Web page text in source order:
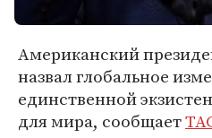
Американский
назвал глобальное
единственной
для мира, сообщает